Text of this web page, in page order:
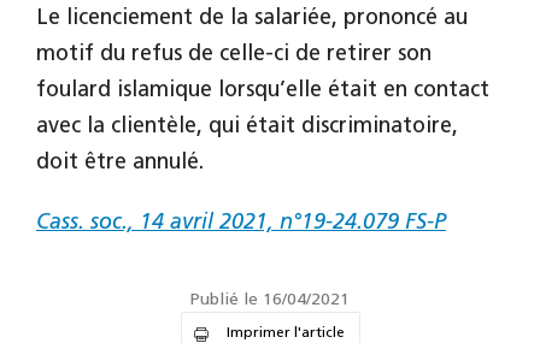
Le licenciement de la salariée, prononcé au
motif du refus de celle-ci de retirer son
foulard islamique lorsqu’elle était en contact
avec la clientèle, qui était discriminatoire,
doit être annulé.
Cass. soc., 14 avril 2021, n°19-24.079 FS-P
Publié le 16/04/2021
Imprimer l'article